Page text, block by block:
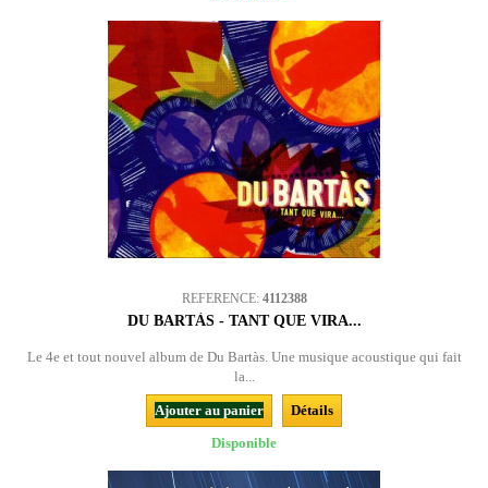
REFERENCE: 4112388
DU BARTÀS - TANT QUE VIRA...
Le 4e et tout nouvel album de Du Bartàs. Une musique acoustique qui fait
la...
Ajouter au panier
Détails
Disponible